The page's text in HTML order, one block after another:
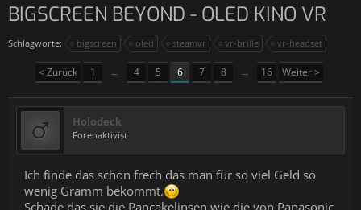
BIGSCREEN BEYOND - OLED KINO VR
Schlagworte: bigscreen oled steamvr vr-brille vr-headset
< Zurück 1 ← 4 5 6 7 8 → 16 Weiter >
Holodeck
Forenaktivist
Ich finde das schon frech das man für so viel Geld so
wenig Gramm bekommt.
Schade das sie die Pancakelinsen wie die von Panasonic